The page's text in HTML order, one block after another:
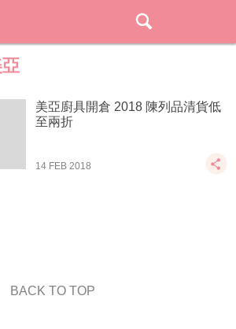
美亞廚具開倉 2018 陳列品清貨低
至兩折
14 FEB 2018
BACK TO TOP